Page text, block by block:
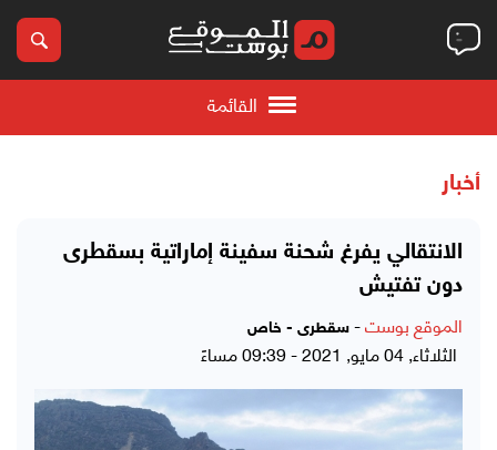
القائمة
أخبار
الانتقالي يفرغ شحنة سفينة إماراتية بسقطرى
دون تفتيش
الموقع بوست- سقطرى - خاص
الثلاثاء, 04 مايو, 2021 - 09:39 مساءً